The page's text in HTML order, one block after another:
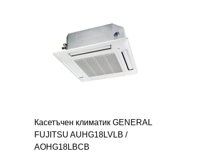
Касетъчен климатик GENERAL
FUJITSU AUHG18LVLB /
AOHG18LBCB